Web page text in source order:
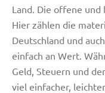
Land. Die offene und
Hier zählen die
Deutschland und
einfach an Wert.
Geld, Steuern und
viel einfacher,